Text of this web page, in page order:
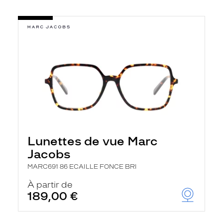
Lunettes de vue Marc
Jacobs
MARC691 86 ECAILLE FONCE BRI
À partir de
189,00 €